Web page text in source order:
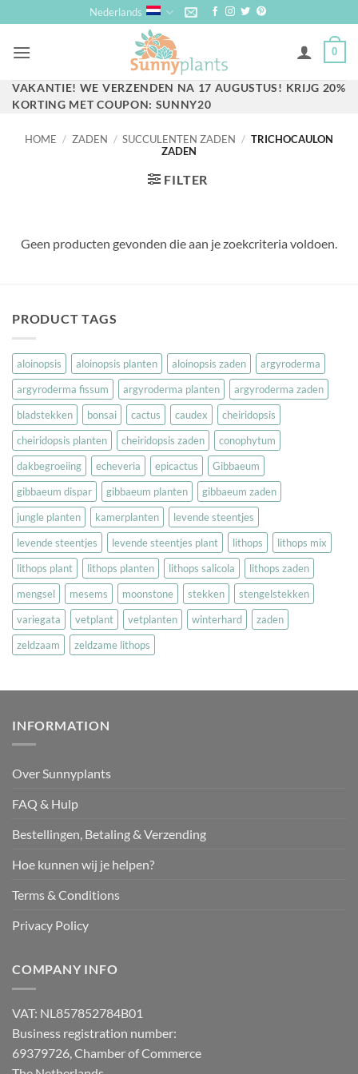
naar
inhoud
Nederlands
0
VAKANTIE! WE VERZENDEN NA 17 AUGUSTUS! KRIJG 20%
​​KORTING MET COUPON: SUNNY20
HOME / ZADEN / SUCCULENTEN ZADEN / TRICHOCAULON
ZADEN
FILTER
Geen producten gevonden die aan je zoekcriteria voldoen.
PRODUCT TAGS
aloinopsis aloinopsis planten aloinopsis zaden
argyroderma
argyroderma fissum
argyroderma planten
argyroderma zaden
bladstekken
bonsai cactus caudex
cheiridopsis
cheiridopsis planten
cheiridopsis zaden
conophytum
dakbegroeiing
echeveria epicactus
Gibbaeum
gibbaeum dispar
gibbaeum planten
gibbaeum zaden
jungle planten
kamerplanten
levende steentjes
levende steentjes
levende steentjes plant lithops
lithops mix
lithops plant
lithops planten lithops salicola
lithops zaden
mengsel
mesems moonstone stekken
stengelstekken
variegata
vetplant vetplanten winterhard
zaden
zeldzaam
zeldzame lithops
INFORMATION
Over Sunnyplants
FAQ & Hulp
Bestellingen, Betaling & Verzending
Hoe kunnen wij je helpen?
Terms & Conditions
Privacy Policy
COMPANY INFO
VAT: NL857852784B01
Business registration number:
69379726, Chamber of Commerce